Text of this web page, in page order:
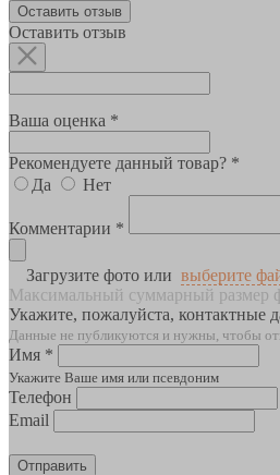
Оставить отзыв
Оставить отзыв
Ваша оценка *
Рекомендуете данный товар? *
Да
Нет
Комментарии *
Загрузите фото или выберите
Максимальный суммарный размер
Укажите, пожалуйста, контактные
Данные не публикуются и нужны, чтобы
Имя *
Укажите Ваше имя или псевдоним
Телефон
Email
Отправить